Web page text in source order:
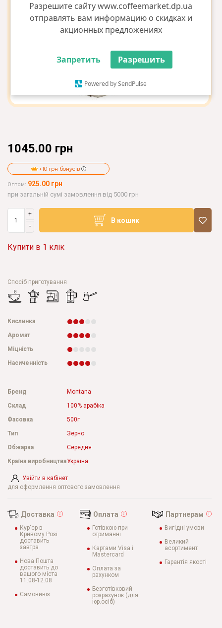
Разрешите сайту www.coffeemarket.dp.ua
отправлять вам информацию о скидках и
акционных предложениях
Запретить Разрешить
Powered by SendPulse
1045.00 грн
+10 грн бонусів
Оптом: 925.00 грн
при загальній сумі замовлення від 5000 грн
+
-
В кошик
Купити в 1 клік
Спосіб приготування
Кислинка
Аромат
Міцність
Насиченність
Увійти в кабінет
для оформлення оптового замовлення
Бренд
Montana
Склад
100% арабіка
Фасовка
500г
Тип
Зерно
Обжарка
Середня
Країна виробництваУкраїна
Доставка
Кур'єр в
Кривому Розі
доставить
завтра
Нова Пошта
доставить до
вашого міста
11.08-12.08
Самовивіз
Оплата
Готівкою при
отриманні
Картами Visa і
Mastercard
Оплата за
рахунком
Безготівковий
розрахунок (для
юр.осіб)
Партнерам
Вигідні умови
Великий
асортимент
Гарантія якості